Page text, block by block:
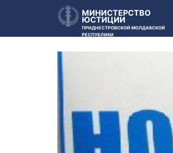
МИНИСТЕРСТВО
ЮСТИЦИИ
ПРИДНЕСТРОВСКОЙ МОЛДАВСКОЙ
РЕСПУБЛИКИ